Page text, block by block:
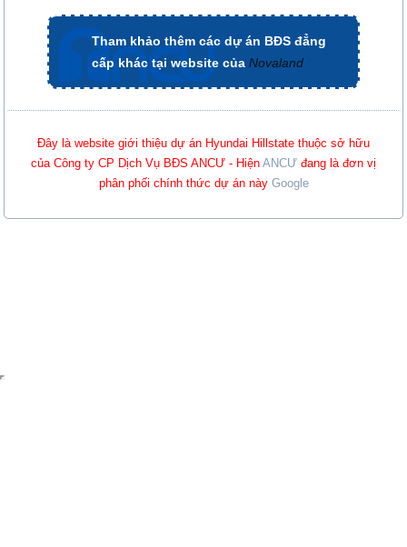
Tham khảo thêm các dự án BĐS đẳng
cấp khác tại website củaNovaland
Đây là website giới thiệu dự án Hyundai Hillstate thuộc sở hữu
của Công ty CP Dịch Vụ BĐS ANCƯ - Hiện ANCƯ đang là đơn vị
phân phối chính thức dự án này Google